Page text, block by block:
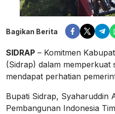
Bagikan Berita
SIDRAP – Komitmen
(Sidrap) dalam
mendapat perhatian
Bupati Sidrap, Syaharuddin
Pembangunan Indonesia